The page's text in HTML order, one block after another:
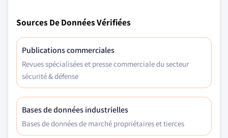
Sources De Données Vérifiées
Publications commerciales
Revues spécialisées et presse commerciale du secteur
sécurité & défense
Bases de données industrielles
Bases de données de marché propriétaires et tierces